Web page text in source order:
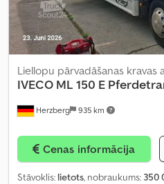
Herzberg 935 km
Liellopu pārvadāšanas kravas
IVECO ML 150 E
Cenas informācija
Stāvoklis: lietots, nobraukums: 350